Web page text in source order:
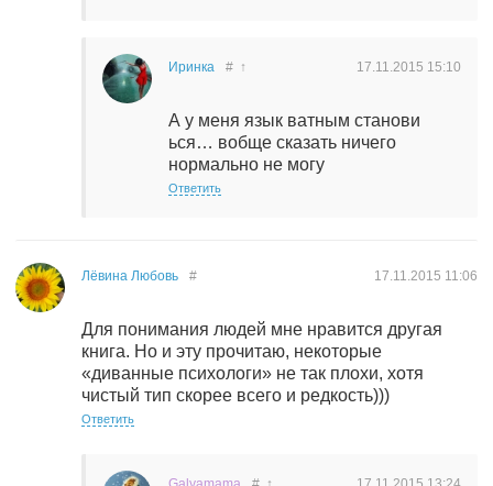
Иринка 17.11.2015 15:10
# ↑
А у меня язык ватным станови
ься… вобще сказать ничего
нормально не могу
Ответить
Лёвина Любовь 17.11.2015 11:06
#
Для понимания людей мне нравится другая
книга. Но и эту прочитаю, некоторые
«диванные психологи» не так плохи, хотя
чистый тип скорее всего и редкость)))
Ответить